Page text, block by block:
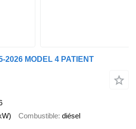
2026 MODEL 4 PATIENT
Combustible diésel